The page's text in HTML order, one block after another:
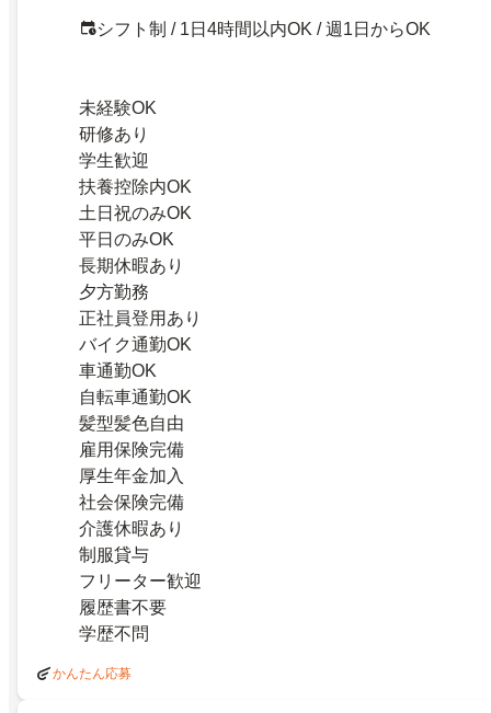
シフト制 / 1日4時間以内OK / 週1日からOK
未経験OK
研修あり
学生歓迎
扶養控除内OK
土日祝のみOK
平日のみOK
長期休暇あり
夕方勤務
正社員登用あり
バイク通勤OK
車通勤OK
自転車通勤OK
髪型髪色自由
雇用保険完備
厚生年金加入
社会保険完備
介護休暇あり
制服貸与
フリーター歓迎
履歴書不要
学歴不問
かんたん応募